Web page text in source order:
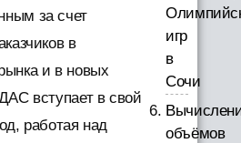
за счет
в
и в новых
вступает в свой
работая над
игр
в
Сочи
объёмов